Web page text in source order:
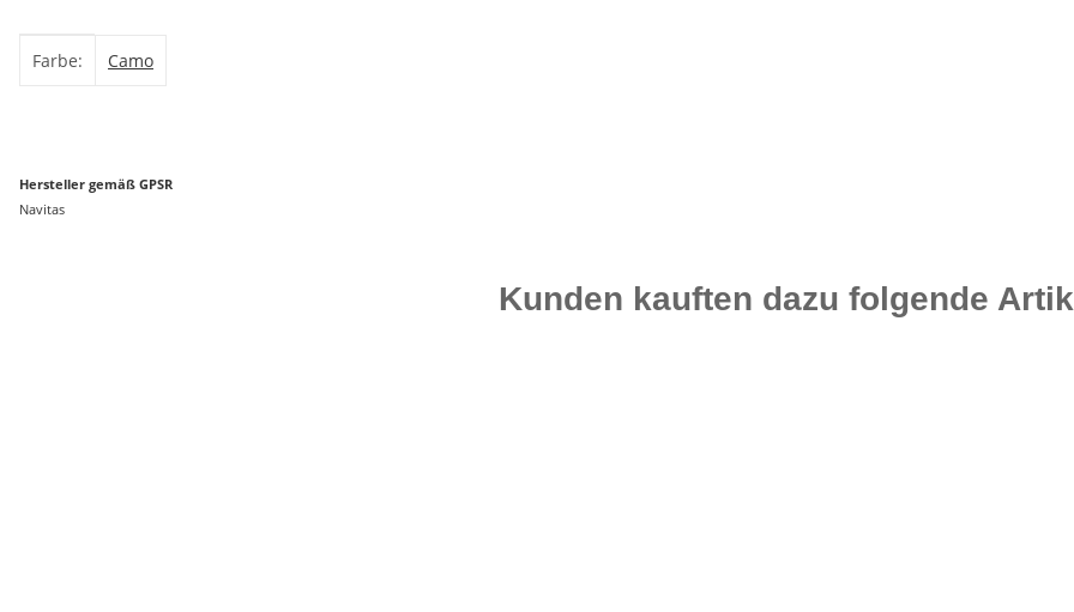
Farbe: Camo
Hersteller gemäß GPSR
Navitas
Kunden kauften dazu folgende